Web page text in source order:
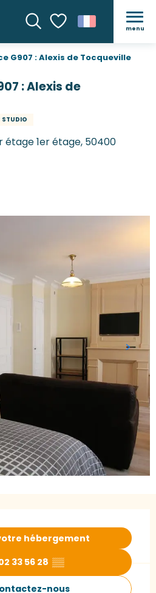
Recherche
Voir les favoris
menu
G907 : Alexis de Tocqueville
: Alexis de
STUDIO
étage 1er étage, 50400
favoris
hébergement
33 56 28 ▒▒
nous